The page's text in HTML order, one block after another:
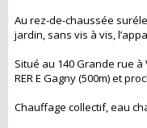
Au rez-de-chaussée
jardin, sans vis à vis,
Situé au 140 Grande rue
RER E Gagny (500m) et
Chauffage collectif, eau